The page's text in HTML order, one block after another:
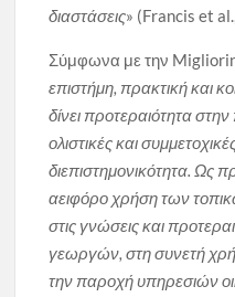
διαστάσεις» (Francis et
Σύμφωνα με την
επιστήμη, πρακτική και
δίνει προτεραιότητα
ολιστικές και
διεπιστημονικότητα. Ως
αειφόρο χρήση των
στις γνώσεις και
γεωργών, στη συνετή
την παροχή υπηρεσιών